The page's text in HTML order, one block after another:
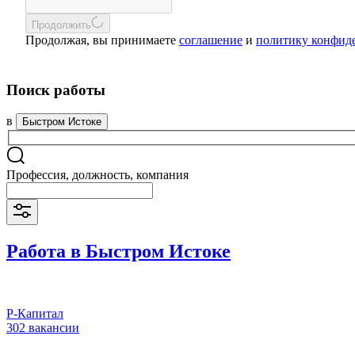
Продолжить
Продолжая, вы принимаете соглашение и политику
Поиск работы
в Быстром Истоке
Профессия, должность, компания
Работа в Быстром Истоке
Р-Капитал
302 вакансии